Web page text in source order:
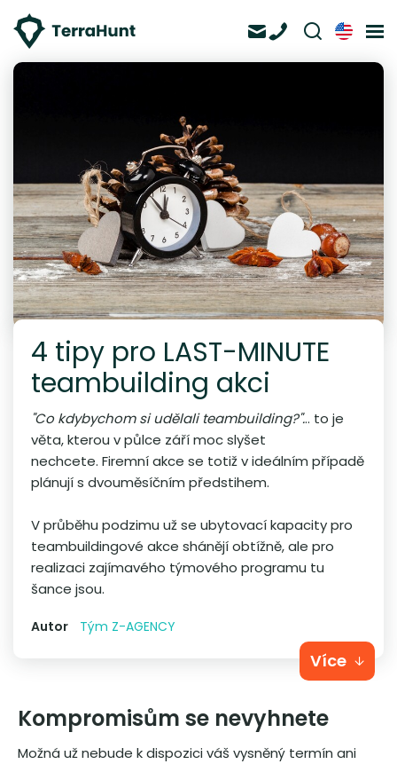
4 tipy pro LAST-MINUTE
teambuilding akci
"Co kdybychom si udělali teambuilding?"... to je
věta, kterou v půlce září moc slyšet
nechcete. Firemní akce se totiž v ideálním případě
plánují s dvouměsíčním předstihem.
V průběhu podzimu už se ubytovací kapacity pro
teambuildingové akce shánějí obtížně, ale pro
realizaci zajímavého týmového programu tu
šance jsou.
Autor Tým Z-AGENCY
Více
Kompromisům se nevyhnete
Možná už nebude k dispozici váš vysněný termín ani